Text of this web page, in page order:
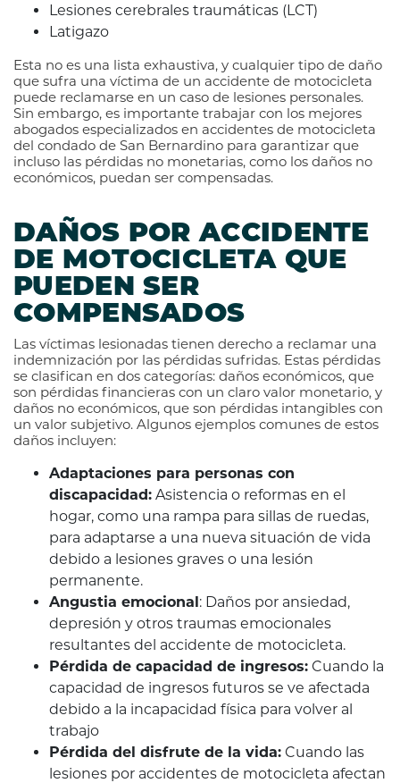
Lesiones cerebrales traumáticas (LCT)
Latigazo
Esta no es una lista exhaustiva, y cualquier tipo de daño
que sufra una víctima de un accidente de motocicleta
puede reclamarse en un caso de lesiones personales.
Sin embargo, es importante trabajar con los mejores
abogados especializados en accidentes de motocicleta
del condado de San Bernardino para garantizar que
incluso las pérdidas no monetarias, como los daños no
económicos, puedan ser compensadas.
DAÑOS POR ACCIDENTE
DE MOTOCICLETA QUE
PUEDEN SER
COMPENSADOS
Las víctimas lesionadas tienen derecho a reclamar una
indemnización por las pérdidas sufridas. Estas pérdidas
se clasifican en dos categorías: daños económicos, que
son pérdidas financieras con un claro valor monetario, y
daños no económicos, que son pérdidas intangibles con
un valor subjetivo. Algunos ejemplos comunes de estos
daños incluyen:
Adaptaciones para personas con
discapacidad: Asistencia o reformas en el
hogar, como una rampa para sillas de ruedas,
para adaptarse a una nueva situación de vida
debido a lesiones graves o una lesión
permanente.
Angustia emocional: Daños por ansiedad,
depresión y otros traumas emocionales
resultantes del accidente de motocicleta.
Pérdida de capacidad de ingresos: Cuando la
capacidad de ingresos futuros se ve afectada
debido a la incapacidad física para volver al
trabajo
Pérdida del disfrute de la vida: Cuando las
lesiones por accidentes de motocicleta afectan